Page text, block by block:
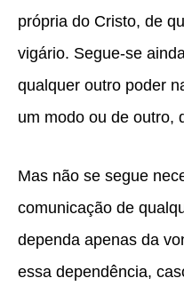
própria do Cristo, de
vigário. Segue-se
qualquer outro poder
um modo ou de outro,
Mas não se segue
comunicação de
dependa apenas da
essa dependência,